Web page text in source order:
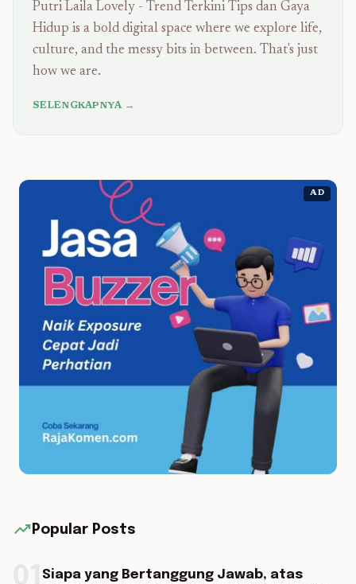
Putri Laila Lovely - Trend Terkini Tips dan Gaya
Hidup is a bold digital space where we explore life,
culture, and the messy bits in between. That's just
how we are.
SELENGKAPNYA →
AD
trending_up Popular Posts
Siapa yang Bertanggung Jawab, atas